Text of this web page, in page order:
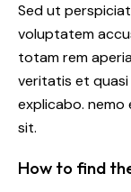
Sed ut
voluptatem
totam rem
veritatis et
explicabo. nemo
sit.
How to find